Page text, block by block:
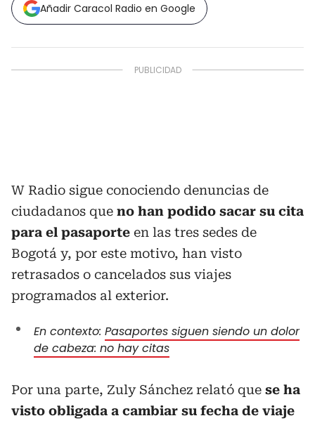
Añadir Caracol Radio en Google
W Radio sigue conociendo denuncias de
ciudadanos que no han podido sacar su cita
para el pasaporte en las tres sedes de
Bogotá y, por este motivo, han visto
retrasados o cancelados sus viajes
programados al exterior.
En contexto: Pasaportes siguen siendo un dolor
de cabeza: no hay citas
Por una parte, Zuly Sánchez relató que se ha
visto obligada a cambiar su fecha de viaje